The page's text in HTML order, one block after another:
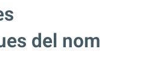
del nom